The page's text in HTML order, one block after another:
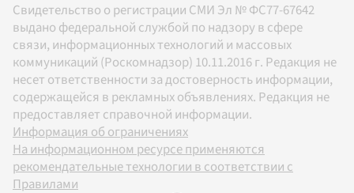
Свидетельство о регистрации СМИ Эл № ФС77-67642
выдано федеральной службой по надзору в сфере
связи, информационных технологий и массовых
коммуникаций (Роскомнадзор) 10.11.2016 г. Редакция не
несет ответственности за достоверность информации,
содержащейся в рекламных объявлениях. Редакция не
предоставляет справочной информации.
Информация об ограничениях
На информационном ресурсе применяются
рекомендательные технологии в соответствии с
Правилами